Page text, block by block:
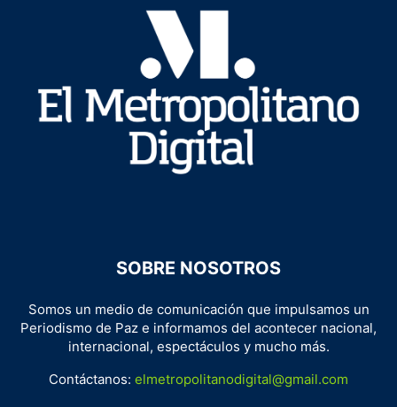
SOBRE NOSOTROS
Somos un medio de comunicación que impulsamos un
Periodismo de Paz e informamos del acontecer nacional,
internacional, espectáculos y mucho más.
Contáctanos: elmetropolitanodigital@gmail.com